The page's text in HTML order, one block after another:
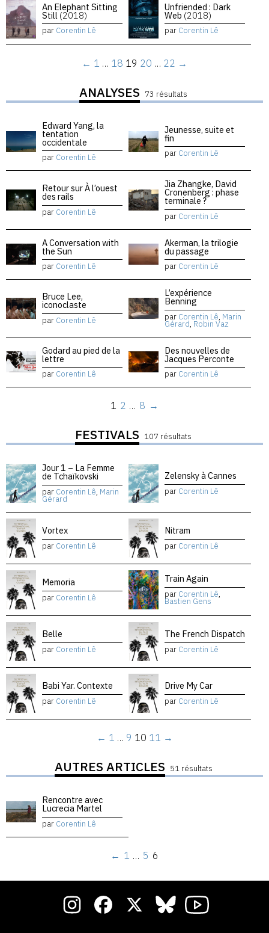
An Elephant Sitting
Still (2018)
par Corentin Lê
Unfriended : Dark
Web (2018)
par Corentin Lê
← 1 … 18 19 20 … 22 →
ANALYSES 73 résultats
Edward Yang, la
tentation
occidentale
par Corentin Lê
Jeunesse, suite et
fin
par Corentin Lê
Retour sur À l’ouest
des rails
par Corentin Lê
Jia Zhangke, David
Cronenberg : phase
terminale ?
par Corentin Lê
A Conversation with
the Sun
par Corentin Lê
Akerman, la trilogie
du passage
par Corentin Lê
Bruce Lee,
iconoclaste
par Corentin Lê
L’expérience
Benning
par Corentin Lê, Marin
Gérard, Robin Vaz
Godard au pied de la
lettre
par Corentin Lê
Des nouvelles de
Jacques Perconte
par Corentin Lê
1 2 … 8 →
FESTIVALS 107 résultats
Jour 1 – La Femme
de Tchaïkovski
par Corentin Lê, Marin
Gérard
Zelensky à Cannes
par Corentin Lê
Vortex
par Corentin Lê
Nitram
par Corentin Lê
Memoria
par Corentin Lê
Train Again
par Corentin Lê,
Bastien Gens
Belle
par Corentin Lê
The French Dispatch
par Corentin Lê
Babi Yar. Contexte
par Corentin Lê
Drive My Car
par Corentin Lê
← 1 … 9 10 11 →
AUTRES ARTICLES 51 résultats
Rencontre avec
Lucrecia Martel
par Corentin Lê
← 1 … 5 6